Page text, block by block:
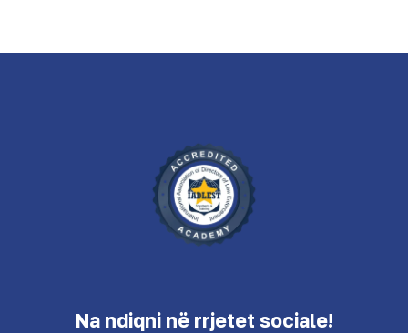
Na ndiqni në rrjetet sociale!